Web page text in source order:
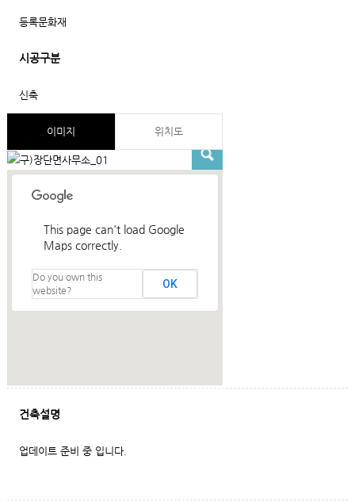
등록문화재
시공구분
신축
이미지 위치도
This page can't load Google
Maps correctly.
Do you own this
website?
OK
건축설명
업데이트 준비 중 입니다.